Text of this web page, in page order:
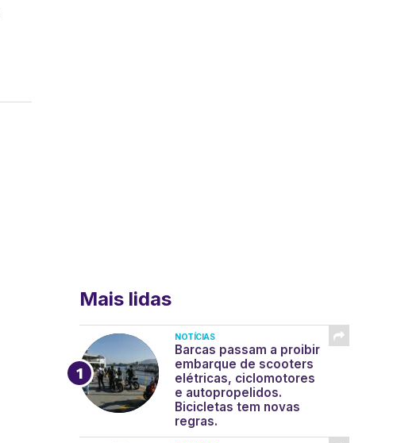
Mais lidas
NOTÍCIAS
Barcas passam a proibir
embarque de scooters
elétricas, ciclomotores
e autopropelidos.
Bicicletas tem novas
regras.